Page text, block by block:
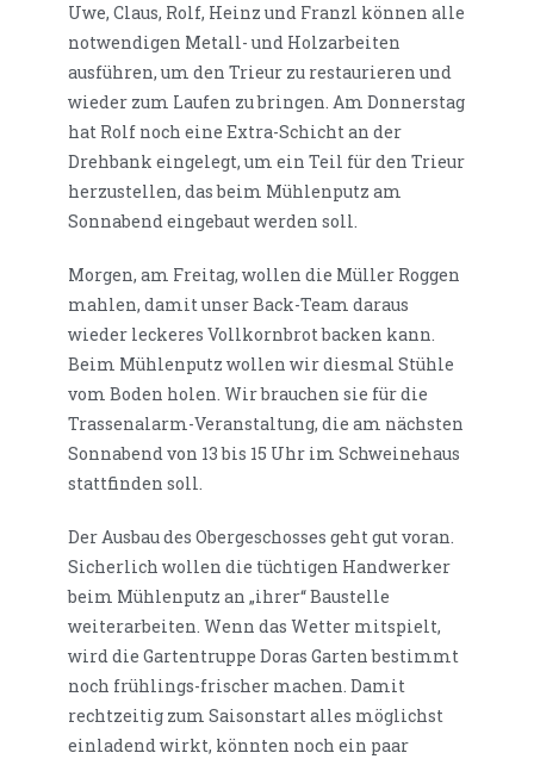
Uwe, Claus, Rolf, Heinz und Franzl können alle
notwendigen Metall- und Holzarbeiten
ausführen, um den Trieur zu restaurieren und
wieder zum Laufen zu bringen. Am Donnerstag
hat Rolf noch eine Extra-Schicht an der
Drehbank eingelegt, um ein Teil für den Trieur
herzustellen, das beim Mühlenputz am
Sonnabend eingebaut werden soll.
Morgen, am Freitag, wollen die Müller Roggen
mahlen, damit unser Back-Team daraus
wieder leckeres Vollkornbrot backen kann.
Beim Mühlenputz wollen wir diesmal Stühle
vom Boden holen. Wir brauchen sie für die
Trassenalarm-Veranstaltung, die am nächsten
Sonnabend von 13 bis 15 Uhr im Schweinehaus
stattfinden soll.
Der Ausbau des Obergeschosses geht gut voran.
Sicherlich wollen die tüchtigen Handwerker
beim Mühlenputz an „ihrer“ Baustelle
weiterarbeiten. Wenn das Wetter mitspielt,
wird die Gartentruppe Doras Garten bestimmt
noch frühlings-frischer machen. Damit
rechtzeitig zum Saisonstart alles möglichst
einladend wirkt, könnten noch ein paar